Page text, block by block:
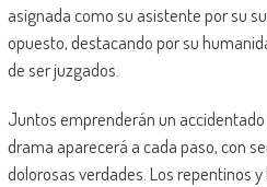
asignada como su asistente por su
opuesto, destacando por su
de ser juzgados.
Juntos emprenderán un
drama aparecerá a cada paso, con
dolorosas verdades. Los repentinos